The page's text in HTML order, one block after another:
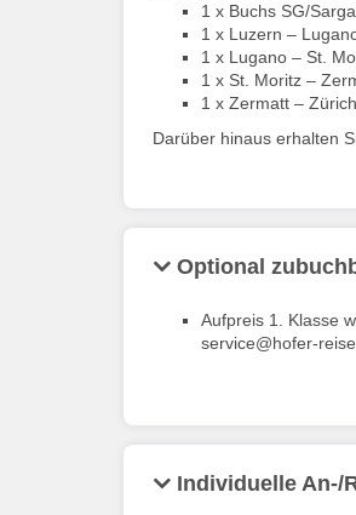
1 x Buchs SG/
1 x Luzern –
1 x Lugano – St.
1 x St. Moritz –
1 x Zermatt –
Darüber hinaus erhalten
Optional
Aufpreis 1. Klasse
service@hofer-
Individuelle An-/